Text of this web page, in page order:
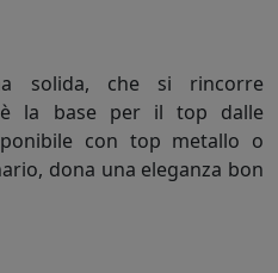
solida, che si rincorre
è la base per il top dalle
con top metallo o
dona una eleganza bon